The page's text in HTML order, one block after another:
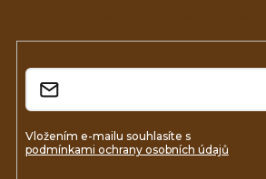
Vložením e-mailu souhlasíte s
podmínkami ochrany osobních údajů